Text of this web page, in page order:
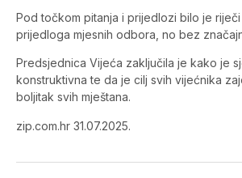
Pod točkom pitanja i prijedlozi bilo je
prijedloga mjesnih odbora, no bez
Predsjednica Vijeća zaključila je kako je
konstruktivna te da je cilj svih vijećnika
boljitak svih mještana.
zip.com.hr 31.07.2025.